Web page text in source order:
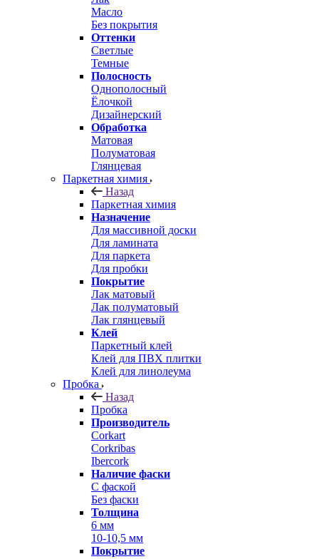
Масло
Без покрытия
Оттенки
Светлые
Темные
Полосность
Однополосный
Ёлочкой
Дизайнерский
Обработка
Матовая
Полуматовая
Глянцевая
Паркетная химия
Назад
Паркетная химия
Назначение
Для массивной доски
Для ламината
Для паркета
Для пробки
Покрытие
Лак матовый
Лак полуматовый
Лак глянцевый
Клей
Паркетный клей
Клей для ПВХ плитки
Клей для линолеума
Пробка
Назад
Пробка
Производитель
Corkart
Corkribas
Ibercork
Наличие фаски
С фаской
Без фаски
Толщина
6 мм
10-10,5 мм
Покрытие